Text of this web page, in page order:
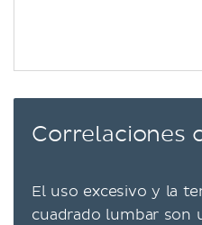
Correlaciones
El uso excesivo y la
cuadrado lumbar son